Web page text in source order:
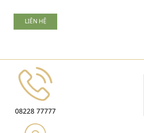
LIÊN HỆ
08228 77777